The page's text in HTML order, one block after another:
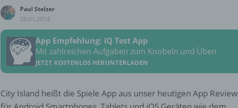
Paul Stelzer
28.01.2014
App Empfehlung: IQ Test App
Mit zahlreichen Aufgaben zum Knobeln und Üben
JETZT KOSTENLOS HERUNTERLADEN
City Island heißt die Spiele App aus unser heutigen App Review